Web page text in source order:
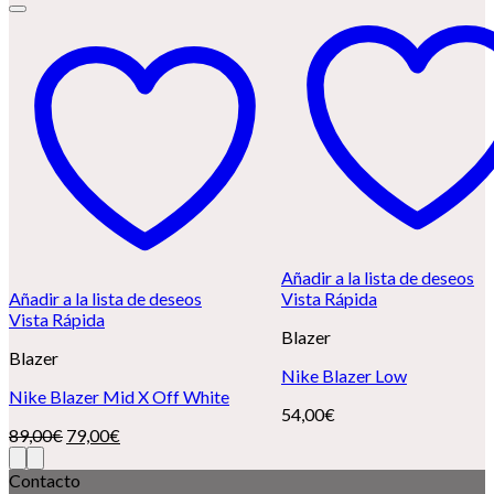
Añadir a la lista de deseos
Vista Rápida
Blazer
Nike Blazer Mid X Off White
89,00€ El
original
79,00€El
actual
Añadir a la lista de deseos
Vista Rápida
Blazer
Nike Blazer Low
54,00€
Contacto